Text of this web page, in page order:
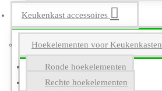
Keukenkast accessoires
Hoekelementen voor Keukenkasten
Ronde hoekelementen
Rechte hoekelementen